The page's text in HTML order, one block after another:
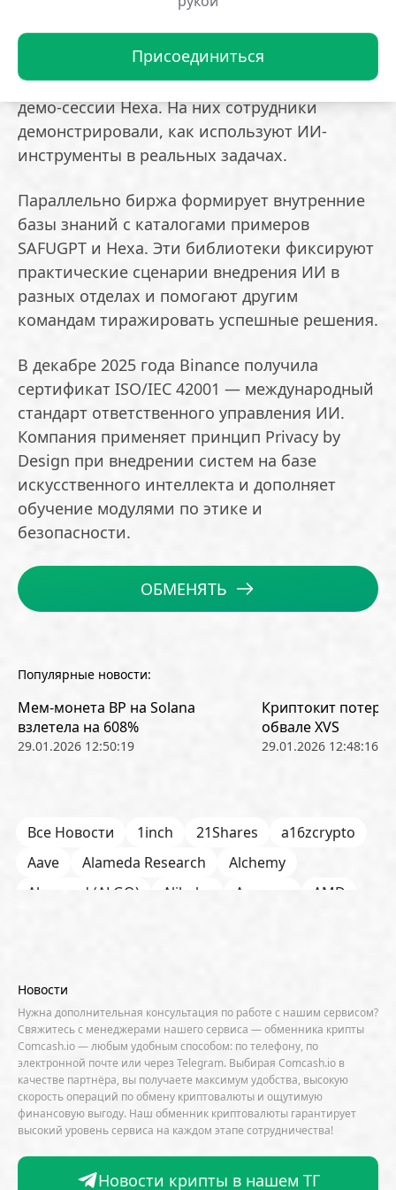
Присоединиться
освоить за три минуты.
Команды провели 13 внутренних встреч с
разбором кейсов применения Clawbot и 3
демо-сессии Hexa. На них сотрудники
демонстрировали, как используют ИИ-
инструменты в реальных задачах.
Параллельно биржа формирует внутренние
базы знаний с каталогами примеров
SAFUGPT и Hexa. Эти библиотеки фиксируют
практические сценарии внедрения ИИ в
разных отделах и помогают другим
командам тиражировать успешные решения.
В декабре 2025 года Binance получила
сертификат ISO/IEC 42001 — международный
стандарт ответственного управления ИИ.
Компания применяет принцип Privacy by
Design при внедрении систем на базе
искусственного интеллекта и дополняет
обучение модулями по этике и
безопасности.
ОБМЕНЯТЬ
Популярные новости:
Мем-монета BP на Solana
взлетела на 608%
29.01.2026 12:50:19
Криптокит
обвале XVS
29.01.2026 12:48:16
Все Новости 1inch 21Shares
a16zcrypto
Aave
Alameda Research
Alchemy
Algorand (ALGO)
Alibaba Amazon
AMD
Aster
Binance
BIS Bitcoin Core
Bitcoin Pizza Day
Bitfarms
Bitfinex Bitget
Bithumb
BitMEX
BitOK Bitwise BlackRock
Block
Bloomberg
BNB Chain
BNP Paribas
Börse Stuttgart
BTCFi Bullish
Bybit
Новости
Нужна дополнительная консультация по работе с нашим сервисом?
Свяжитесь с менеджерами нашего сервиса — обменника крипты
Comcash.io — любым удобным способом: по телефону, по
электронной почте или через Telegram. Выбирая Comcash.io в
качестве партнёра, вы получаете максимум удобства, высокую
скорость операций по обмену криптовалюты и ощутимую
финансовую выгоду. Наш обменник криптовалюты гарантирует
высокий уровень сервиса на каждом этапе сотрудничества!
Новости крипты в нашем ТГ